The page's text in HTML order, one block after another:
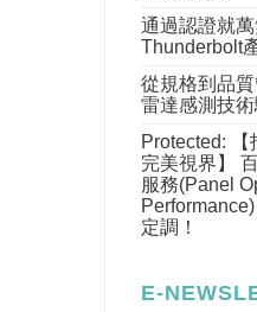
通過認證就
Thunderbolt
從規格到品
雷達感測技
Protected:
完美視界】
服務(Panel
定調！
E-